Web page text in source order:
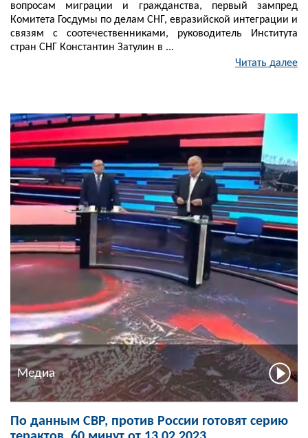
вопросам миграции и гражданства, первый зампред
Комитета Госдумы по делам СНГ, евразийской интеграции и
связям с соотечественниками, руководитель Института
стран СНГ Константин Затулин в ...
Читать далее
Медиа
По данным СВР, против России готовят серию